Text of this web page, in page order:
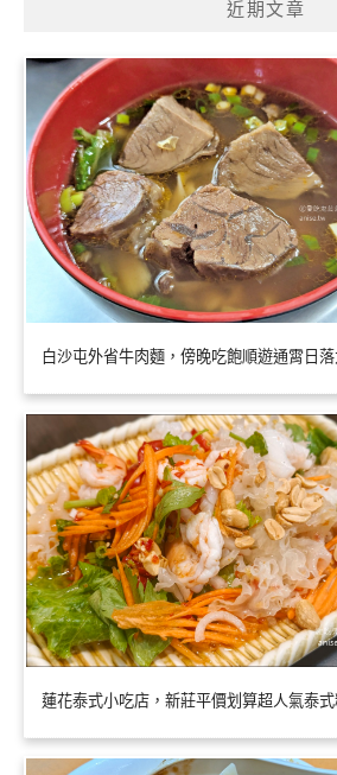
近期文章
白沙屯外省牛肉麵，傍晚吃飽順遊通霄日
蓮花泰式小吃店，新莊平價划算超人氣泰